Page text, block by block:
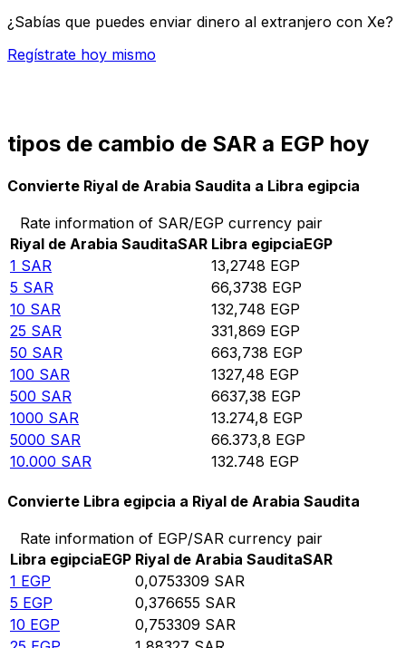
¿Sabías que puedes enviar dinero al extranjero con Xe?
Regístrate hoy mismo
tipos de cambio de SAR a EGP hoy
Convierte Riyal de Arabia Saudita a Libra egipcia
Rate information of SAR/EGP currency pair
Riyal de Arabia SauditaSAR Libra egipciaEGP
1 SAR 13,2748 EGP
5 SAR 66,3738 EGP
10 SAR 132,748 EGP
25 SAR 331,869 EGP
50 SAR 663,738 EGP
100 SAR 1327,48 EGP
500 SAR 6637,38 EGP
1000 SAR 13.274,8 EGP
5000 SAR 66.373,8 EGP
10.000 SAR 132.748 EGP
Convierte Libra egipcia a Riyal de Arabia Saudita
Rate information of EGP/SAR currency pair
Libra egipciaEGP Riyal de Arabia SauditaSAR
1 EGP 0,0753309 SAR
5 EGP 0,376655 SAR
10 EGP 0,753309 SAR